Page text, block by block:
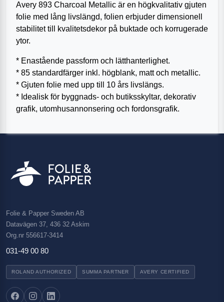
Avery 893 Charcoal Metallic är en högkvalitativ gjuten
folie med lång livslängd, folien erbjuder dimensionell
stabilitet till kvalitetsdekor på buktade och korrugerade
ytor.
* Enastående passform och lätthanterlighet.
* 85 standardfärger inkl. högblank, matt och metallic.
* Gjuten folie med upp till 10 års livslängs.
* Idealisk för byggnads- och butiksskyltar, dekorativ
grafik, utomhusannonsering och fordonsgrafik.
Folie & Papper Sweden AB
Datavägen 37, 436 32 Askim
Org.nr 556617-3414
031-49 00 80
ROLAND AUTHORIZED SUMMA PARTNER AVERY CERTIFIED